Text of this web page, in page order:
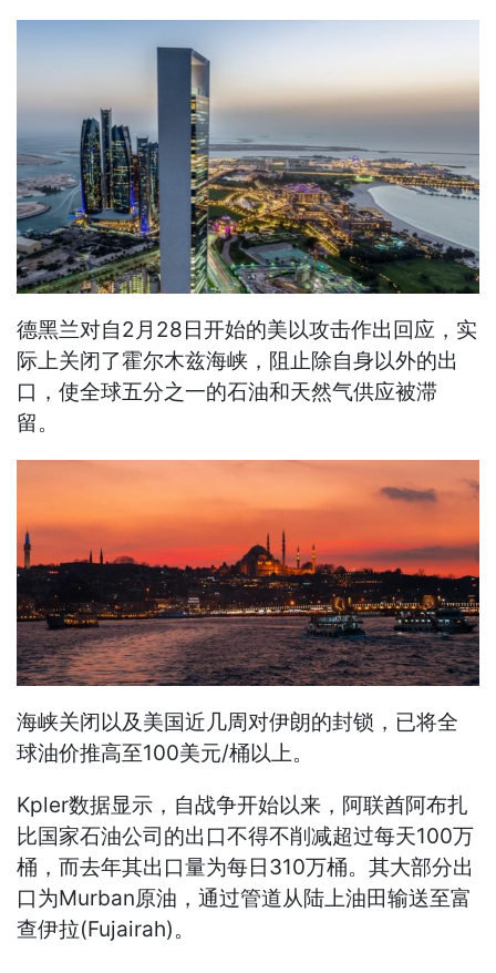
德黑兰对自2月28日开始的美以攻击作出回应，实
际上关闭了霍尔木兹海峡，阻止除自身以外的出
口，使全球五分之一的石油和天然气供应被滞
留。
海峡关闭以及美国近几周对伊朗的封锁，已将全
球油价推高至100美元/桶以上。
Kpler数据显示，自战争开始以来，阿联酋阿布扎
比国家石油公司的出口不得不削减超过每天100万
桶，而去年其出口量为每日310万桶。其大部分出
口为Murban原油，通过管道从陆上油田输送至富
查伊拉(Fujairah)。